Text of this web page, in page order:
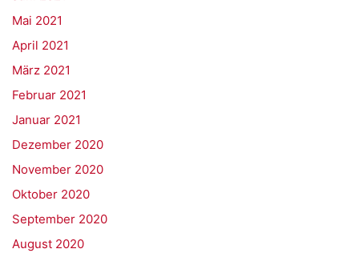
Mai 2021
April 2021
März 2021
Februar 2021
Januar 2021
Dezember 2020
November 2020
Oktober 2020
September 2020
August 2020